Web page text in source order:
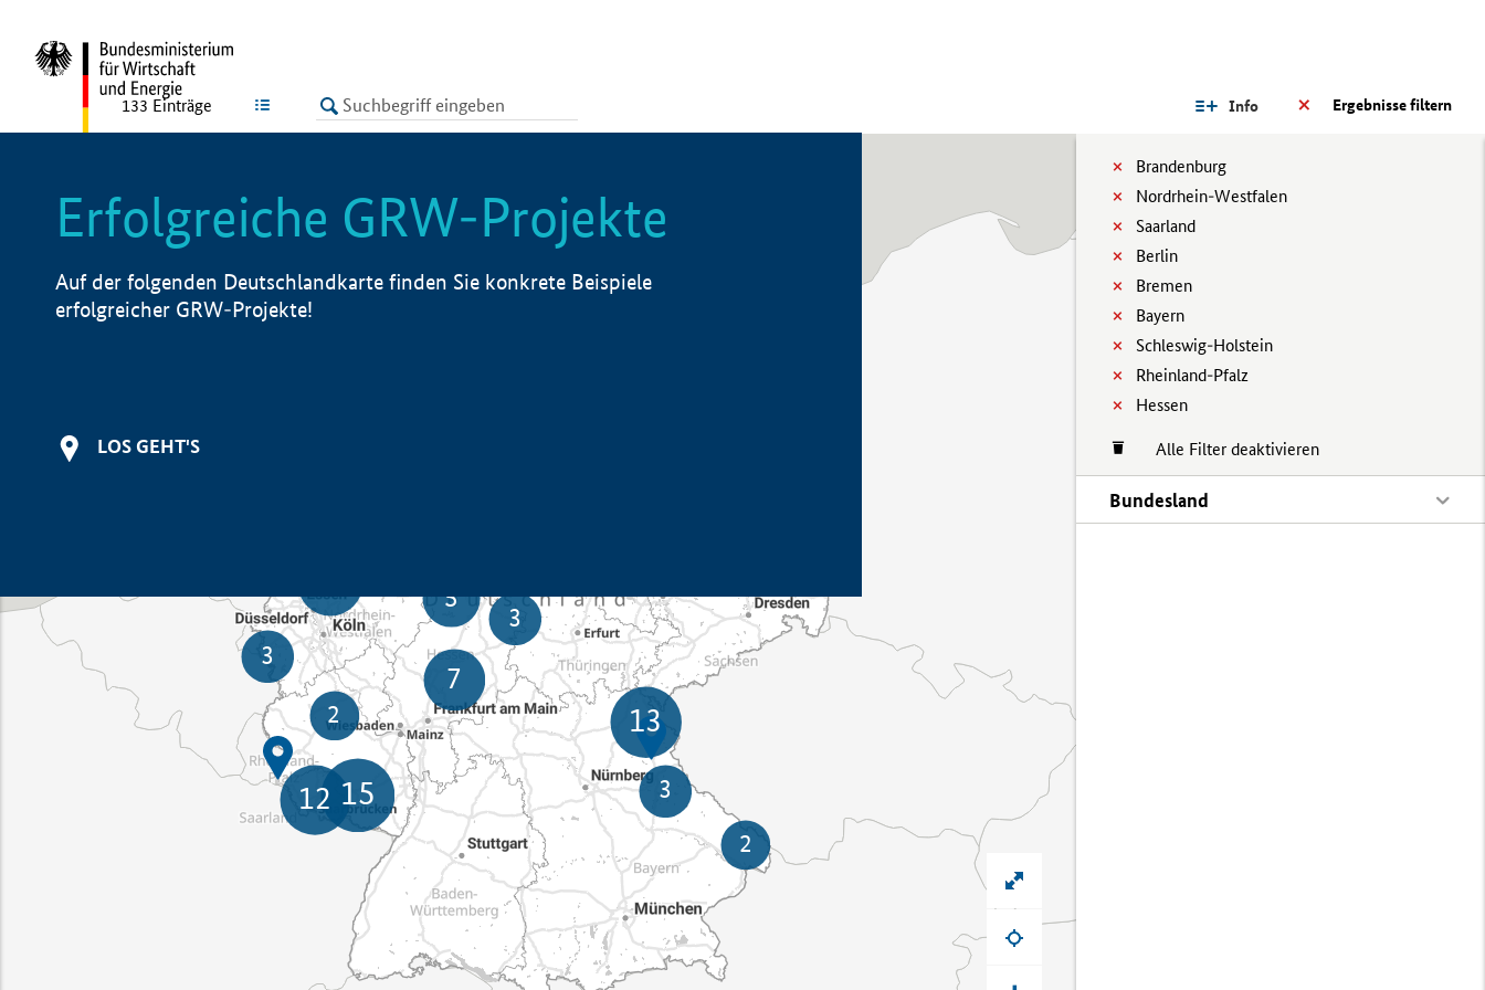
LISTE Ergebnisse filtern
Info
Brandenburg
Nordrhein-Westfalen
Saarland
Berlin
Bremen
Bayern
Schleswig-Holstein
Rheinland-Pfalz
Hessen
Alle Filter deaktivieren
Bundesland
133 Einträge
Erfolgreiche GRW-Projekte
Auf der folgenden Deutschlandkarte finden Sie konkrete Beispiele
erfolgreicher GRW-Projekte!
LOS GEHT'S